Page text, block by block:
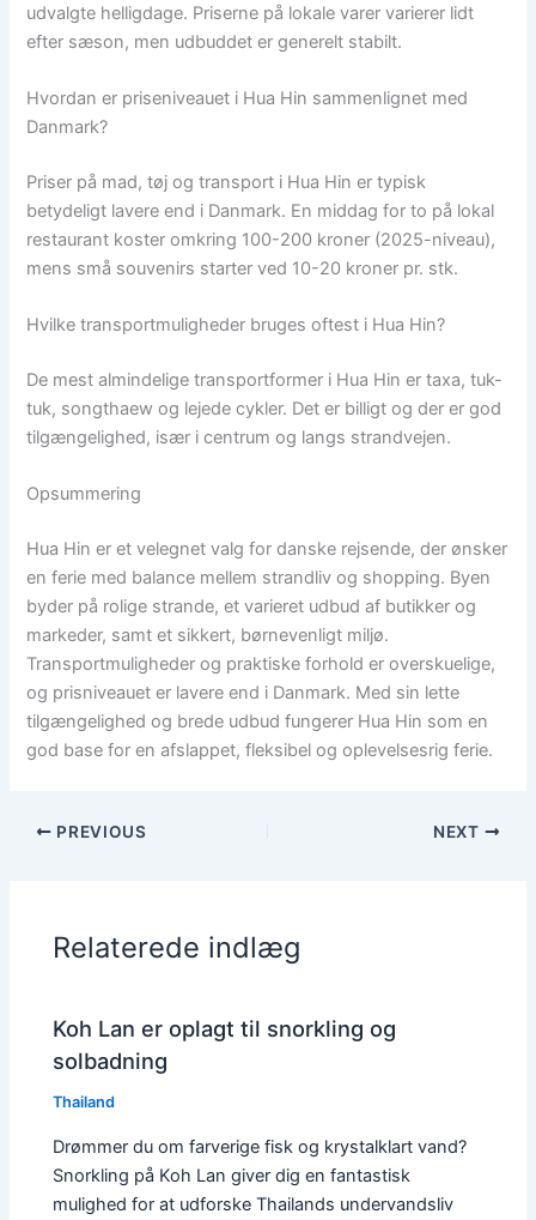
udvalgte helligdage. Priserne på lokale varer varierer lidt
efter sæson, men udbuddet er generelt stabilt.
Hvordan er priseniveauet i Hua Hin sammenlignet med
Danmark?
Priser på mad, tøj og transport i Hua Hin er typisk
betydeligt lavere end i Danmark. En middag for to på lokal
restaurant koster omkring 100-200 kroner (2025-niveau),
mens små souvenirs starter ved 10-20 kroner pr. stk.
Hvilke transportmuligheder bruges oftest i Hua Hin?
De mest almindelige transportformer i Hua Hin er taxa, tuk-
tuk, songthaew og lejede cykler. Det er billigt og der er god
tilgængelighed, især i centrum og langs strandvejen.
Opsummering
Hua Hin er et velegnet valg for danske rejsende, der ønsker
en ferie med balance mellem strandliv og shopping. Byen
byder på rolige strande, et varieret udbud af butikker og
markeder, samt et sikkert, børnevenligt miljø.
Transportmuligheder og praktiske forhold er overskuelige,
og prisniveauet er lavere end i Danmark. Med sin lette
tilgængelighed og brede udbud fungerer Hua Hin som en
god base for en afslappet, fleksibel og oplevelsesrig ferie.
PREVIOUS NEXT
Relaterede indlæg
Koh Lan er oplagt til snorkling og
solbadning
Thailand
Drømmer du om farverige fisk og krystalklart vand?
Snorkling på Koh Lan giver dig en fantastisk
mulighed for at udforske Thailands undervandsliv